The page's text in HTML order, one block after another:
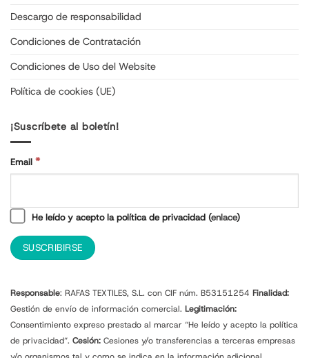
Descargo de responsabilidad
Condiciones de Contratación
Condiciones de Uso del Website
Política de cookies (UE)
¡Suscríbete al boletín!
Email *
He leído y acepto la política de privacidad (enlace)
Responsable: RAFAS TEXTILES, S.L. con CIF núm. B53151254 Finalidad:
Gestión de envío de información comercial. Legitimación:
Consentimiento expreso prestado al marcar “He leído y acepto la política
de privacidad”. Cesión: Cesiones y/o transferencias a terceras empresas